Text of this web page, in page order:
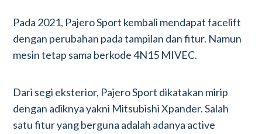
Pada 2021, Pajero Sport kembali mendapat facelift
dengan perubahan pada tampilan dan fitur. Namun
mesin tetap sama berkode 4N15 MIVEC.
Dari segi eksterior, Pajero Sport dikatakan mirip
dengan adiknya yakni Mitsubishi Xpander. Salah
satu fitur yang berguna adalah adanya active